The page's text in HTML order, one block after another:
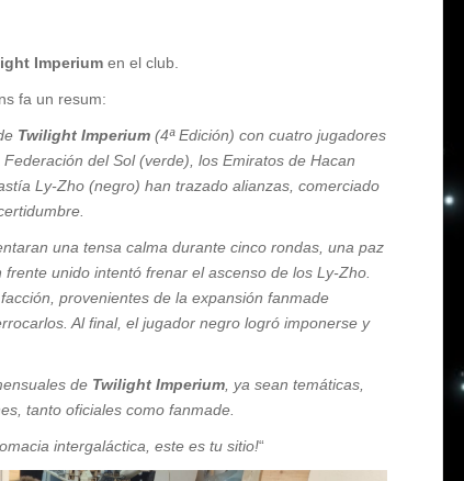
Imperium en el club.
fa un resum:
Twilight Imperium (4ª Edición) con cuatro jugadores
del Sol (verde), los Emiratos de Hacan
Ly-Zho (negro) han trazado alianzas, comerciado
una tensa calma durante cinco rondas, una paz
unido intentó frenar el ascenso de los Ly-Zho.
provenientes de la expansión fanmade
Al final, el jugador negro logró imponerse y
de Twilight Imperium, ya sean temáticas,
tanto oficiales como fanmade.
intergaláctica, este es tu sitio!“